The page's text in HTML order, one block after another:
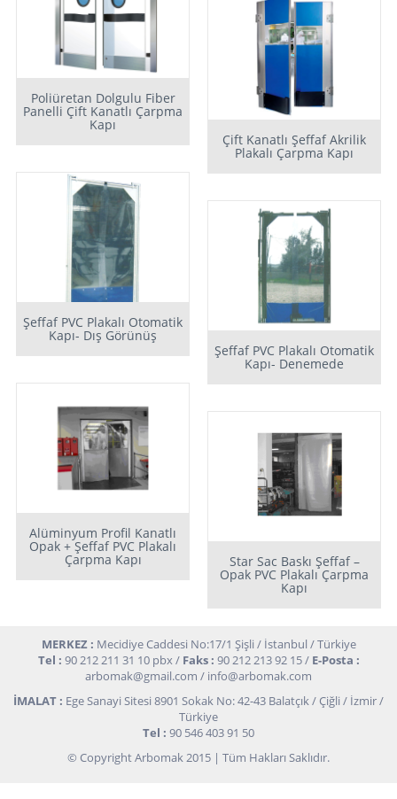
Poliüretan Dolgulu Fiber
Panelli Çift Kanatlı Çarpma
Kapı
Çift Kanatlı Şeffaf Akrilik
Plakalı Çarpma Kapı
Şeffaf PVC Plakalı Otomatik
Kapı- Dış Görünüş
Şeffaf PVC Plakalı Otomatik
Kapı- Denemede
Alüminyum Profil Kanatlı
Opak + Şeffaf PVC Plakalı
Çarpma Kapı Star Sac Baskı Şeffaf –
Opak PVC Plakalı Çarpma
Kapı
MERKEZ : Mecidiye Caddesi No:17/1 Şişli / İstanbul / Türkiye
Tel : 90 212 211 31 10 pbx / Faks : 90 212 213 92 15 / E-Posta :
arbomak@gmail.com / info@arbomak.com
İMALAT : Ege Sanayi Sitesi 8901 Sokak No: 42-43 Balatçık / Çiğli / İzmir /
Türkiye
Tel : 90 546 403 91 50
© Copyright Arbomak 2015 | Tüm Hakları Saklıdır.